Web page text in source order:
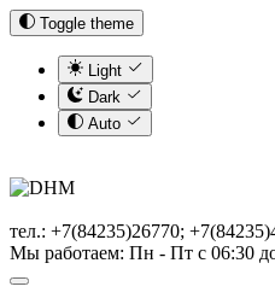
Toggle theme
Light
Dark
Auto
тел.: +7(84235)26770;
Мы работаем: Пн - Пт с 06:30